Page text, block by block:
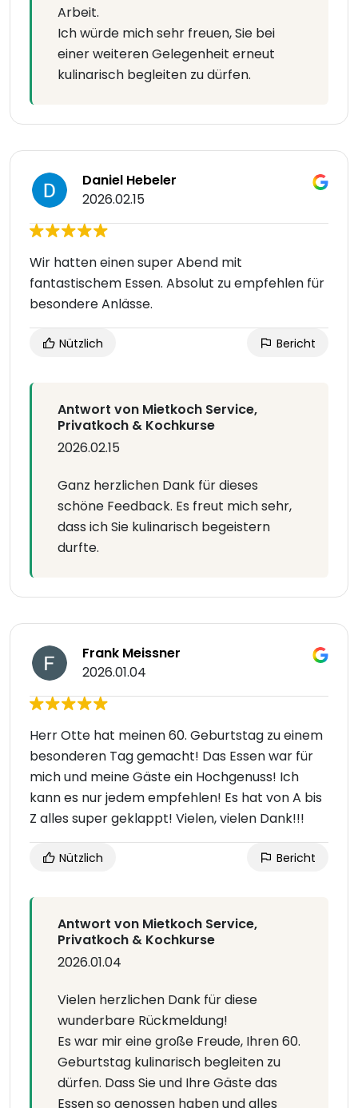
Arbeit.
Ich würde mich sehr freuen, Sie bei
einer weiteren Gelegenheit erneut
kulinarisch begleiten zu dürfen.
Daniel Hebeler
2026.02.15
Wir hatten einen super Abend mit
fantastischem Essen. Absolut zu empfehlen für
besondere Anlässe.
Nützlich Bericht
Antwort von Mietkoch Service,
Privatkoch & Kochkurse
2026.02.15
Ganz herzlichen Dank für dieses
schöne Feedback. Es freut mich sehr,
dass ich Sie kulinarisch begeistern
durfte.
Frank Meissner
2026.01.04
Herr Otte hat meinen 60. Geburtstag zu einem
besonderen Tag gemacht! Das Essen war für
mich und meine Gäste ein Hochgenuss! Ich
kann es nur jedem empfehlen! Es hat von A bis
Z alles super geklappt! Vielen, vielen Dank!!!
Nützlich Bericht
Antwort von Mietkoch Service,
Privatkoch & Kochkurse
2026.01.04
Vielen herzlichen Dank für diese
wunderbare Rückmeldung!
Es war mir eine große Freude, Ihren 60.
Geburtstag kulinarisch begleiten zu
dürfen. Dass Sie und Ihre Gäste das
Essen so genossen haben und alles